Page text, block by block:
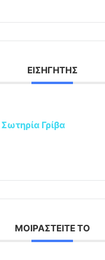
ΕΙΣΗΓΗΤΉΣ
Σωτηρία Γρίβα
ΜΟΙΡΑΣΤΕΊΤΕ ΤΟ